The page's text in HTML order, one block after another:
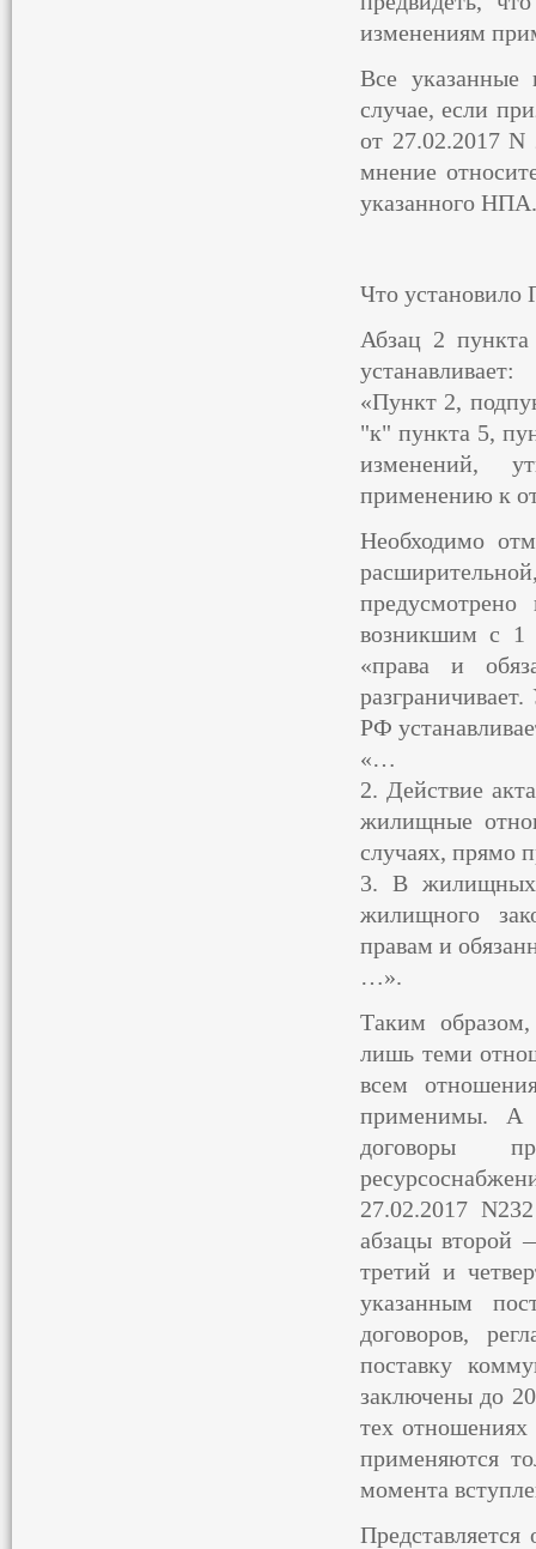
изменениям
Все указанные
случае, если
от 27.02.2017 N
мнение
указанного НПА.
Что установило
Абзац 2
устанавливает:
«Пункт 2,
"к" пункта 5,
изменений,
применению к
Необходимо
возникшим с 1
«права и
РФ
«…
2. Действие
жилищные
случаях, прямо
3. В жилищных
жилищного
правам и
…».
Таким
лишь теми
всем
применимы. А
договоры
27.02.2017
абзацы второй
третий и
указанным
договоров,
поставку
заключены до
тех
применяются
момента